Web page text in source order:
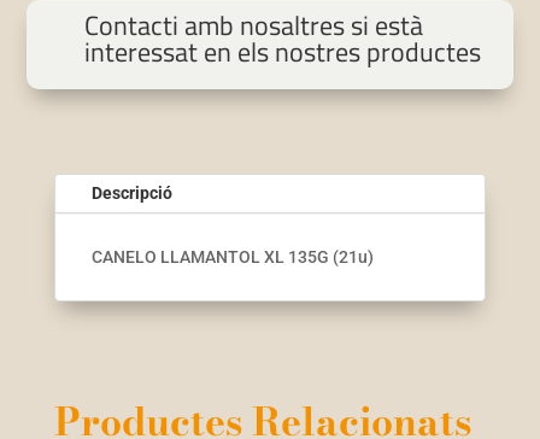
Contacti amb nosaltres si està
interessat en els nostres productes
Descripció
CANELO LLAMANTOL XL 135G (21u)
Productes Relacionats